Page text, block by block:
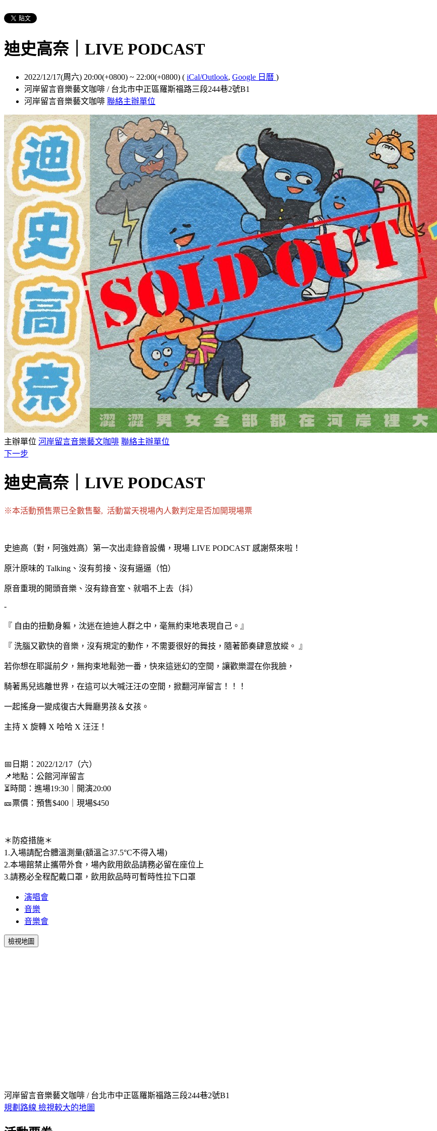
迪史高奈｜LIVE PODCAST
2022/12/17(周六) 20:00(+0800) ~ 22:00(+0800) ( iCal/Outlook, Google 日曆 )
河岸留言音樂藝文咖啡 / 台北市中正區羅斯福路三段244巷2號B1
河岸留言音樂藝文咖啡 聯絡主辦單位
主辦單位 河岸留言音樂藝文咖啡 聯絡主辦單位
下一步
迪史高奈｜LIVE PODCAST
※本活動預售票已全數售鑿, 活動當天視場內人數判定是否加開現場票
史迪高（對，阿強姓高）第一次出走錄音設備，現場 LIVE PODCAST 感謝祭來啦！
原汁原味的 Talking、沒有剪接、沒有逼逼（怕）
原音重現的開頭音樂、沒有錄音室、就唱不上去（抖）
-
『 自由的扭動身軀，沈迷在迪迪人群之中，毫無約束地表現自己。』
『 洗腦又歡快的音樂，沒有規定的動作，不需要很好的舞技，隨著節奏肆意放縱。 』
若你想在耶誕前夕，無拘束地鬆弛一番，快來這迷幻的空間，讓歡樂澀在你我臉，
騎著馬兒逃離世界，在這可以大喊汪汪の空間，掀翻河岸留言！！！
一起搖身一變成復古大舞廳男孩＆女孩。
主持 X 旋轉 X 哈哈 X 汪汪！
📅日期：2022/12/17（六）
📌地點：公館河岸留言
⏳時間：進場19:30｜開演20:00
🎫票價：預售$400｜現場$450
＊防疫措施＊
1.入場請配合體溫測量(額溫≧37.5°C不得入場)
2.本場館禁止攜帶外食，場內飲用飲品請務必留在座位上
3.請務必全程配戴口罩，飲用飲品時可暫時性拉下口罩
演唱會
音樂
音樂會
檢視地圖
河岸留言音樂藝文咖啡 / 台北市中正區羅斯福路三段244巷2號B1
規劃路線 檢視較大的地圖